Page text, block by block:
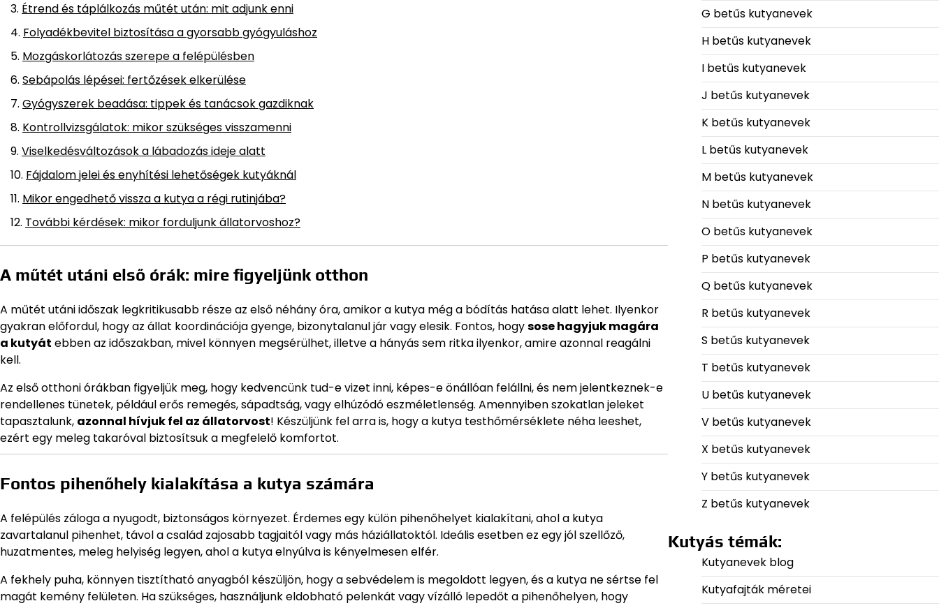
Étrend és táplálkozás műtét után: mit adjunk enni
Folyadékbevitel biztosítása a gyorsabb gyógyuláshoz
Mozgáskorlátozás szerepe a felépülésben
Sebápolás lépései: fertőzések elkerülése
Gyógyszerek beadása: tippek és tanácsok gazdiknak
Kontrollvizsgálatok: mikor szükséges visszamenni
Viselkedésváltozások a lábadozás ideje alatt
Fájdalom jelei és enyhítési lehetőségek kutyáknál
Mikor engedhető vissza a kutya a régi rutinjába?
További kérdések: mikor forduljunk állatorvoshoz?
A műtét utáni első órák: mire figyeljünk otthon
A műtét utáni időszak legkritikusabb része az első néhány óra, amikor a kutya még a bódítás hatása alatt lehet. Ilyenkor
gyakran előfordul, hogy az állat koordinációja gyenge, bizonytalanul jár vagy elesik. Fontos, hogysose hagyjuk magára
a kutyát ebben az időszakban, mivel könnyen megsérülhet, illetve a hányás sem ritka ilyenkor, amire azonnal reagálni
kell.
Az első otthoni órákban figyeljük meg, hogy kedvencünk tud-e vizet inni, képes-e önállóan felállni, és nem jelentkeznek-e
rendellenes tünetek, például erős remegés, sápadtság, vagy elhúzódó eszméletlenség. Amennyiben szokatlan jeleket
tapasztalunk, azonnal hívjuk fel az állatorvost! Készüljünk fel arra is, hogy a kutya testhőmérséklete néha leeshet,
ezért egy meleg takaróval biztosítsuk a megfelelő komfortot.
Fontos pihenőhely kialakítása a kutya számára
A felépülés záloga a nyugodt, biztonságos környezet. Érdemes egy külön pihenőhelyet kialakítani, ahol a kutya
zavartalanul pihenhet, távol a család zajosabb tagjaitól vagy más háziállatoktól. Ideális esetben ez egy jól szellőző,
huzatmentes, meleg helyiség legyen, ahol a kutya elnyúlva is kényelmesen elfér.
A fekhely puha, könnyen tisztítható anyagból készüljön, hogy a sebvédelem is megoldott legyen, és a kutya ne sértse fel
magát kemény felületen. Ha szükséges, használjunk eldobható pelenkát vagy vízálló lepedőt a pihenőhelyen, hogy
G betűs kutyanevek
H betűs kutyanevek
I betűs kutyanevek
J betűs kutyanevek
K betűs kutyanevek
L betűs kutyanevek
M betűs kutyanevek
N betűs kutyanevek
O betűs kutyanevek
P betűs kutyanevek
Q betűs kutyanevek
R betűs kutyanevek
S betűs kutyanevek
T betűs kutyanevek
U betűs kutyanevek
V betűs kutyanevek
X betűs kutyanevek
Y betűs kutyanevek
Z betűs kutyanevek
Kutyás témák:
Kutyanevek blog
Kutyafajták méretei